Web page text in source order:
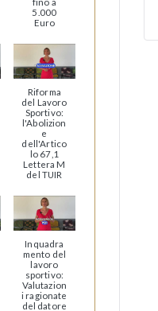
5.000
Euro
Riforma
del Lavoro
Sportivo:
l'Abolizion
e
dell'Artico
lo 67,1
Lettera M
del TUIR
Inquadra
mento del
lavoro
sportivo:
Valutazion
i ragionate
del datore